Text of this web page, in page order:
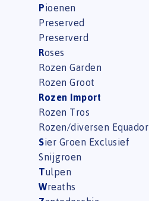
Pioenen
Preserved
Preserverd
Roses
Rozen Garden
Rozen Groot
Rozen Import
Rozen Tros
Rozen/diversen Equador
Sier Groen Exclusief
Snijgroen
Tulpen
Wreaths